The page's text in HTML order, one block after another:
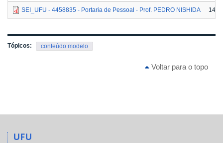
SEI_UFU - 4458835 - Portaria de Pessoal - Prof. PEDRO NISHIDA
Tópicos: conteúdo modelo
Voltar para o topo
UFU